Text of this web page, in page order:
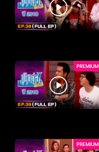
PREMIUM
PREMIUM